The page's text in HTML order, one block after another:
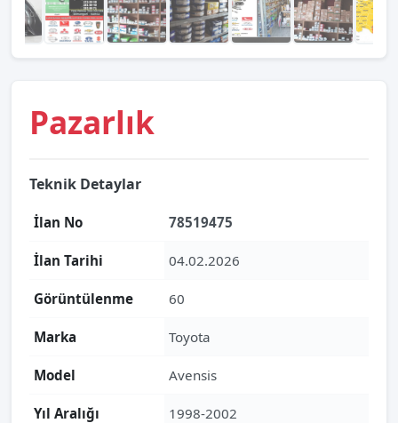
Pazarlık
Teknik Detaylar
İlan No 78519475
İlan Tarihi 04.02.2026
Görüntülenme 60
Marka Toyota
Model Avensis
Yıl Aralığı 1998-2002